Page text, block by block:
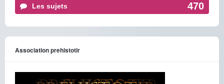
Les sujets 470
Association prehistotir